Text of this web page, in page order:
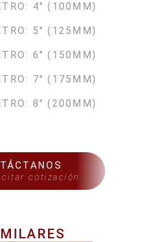
4" (100MM)
5" (125MM)
6" (150MM)
7" (175MM)
8" (200MM)
cotización